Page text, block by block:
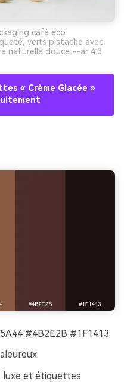
café éco
verts pistache avec
naturelle douce --ar 4:3
« Crème Glacée »
#4B2E2B #1F1413
luxe et étiquettes